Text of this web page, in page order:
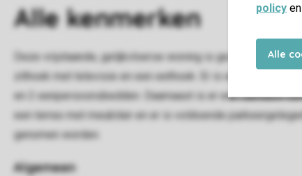
policy en
Alle
Allekenmerken
Deze vrijstaande, gelijkvloerse woning is geschikt voor
zithoek met televisie en een eethoek. Er is een ruime
en 2 eenpersoonsbedden. Daarnaast is er een sanitaire
een terras met meubilair en er is voldoende
genomen worden.
Algemeen